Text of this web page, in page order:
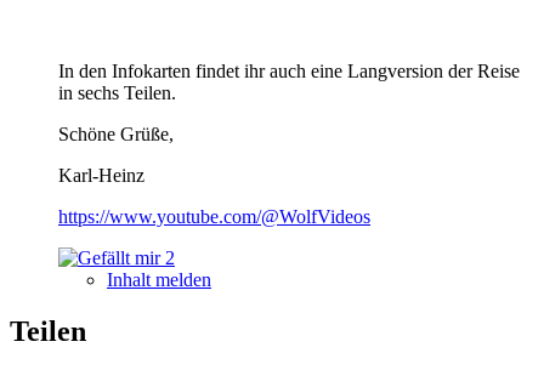
In den Infokarten findet ihr auch eine Langversion der Reise
in sechs Teilen.
Schöne Grüße,
Karl-Heinz
https://www.youtube.com/@WolfVideos
2
Inhalt melden
Teilen